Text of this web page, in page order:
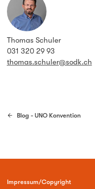
Thomas Schuler
031 320 29 93
thomas.schuler@sodk.ch
Blog - UNO Konvention
Impressum/Copyright